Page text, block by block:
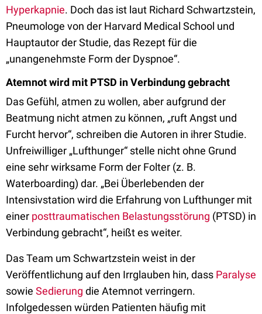
Hyperkapnie. Doch das ist laut Richard Schwartzstein,
Pneumologe von der Harvard Medical School und
Hauptautor der Studie, das Rezept für die
„unangenehmste Form der Dyspnoe“.
Atemnot wird mit PTSD in Verbindung gebracht
Das Gefühl, atmen zu wollen, aber aufgrund der
Beatmung nicht atmen zu können, „ruft Angst und
Furcht hervor“, schreiben die Autoren in ihrer Studie.
Unfreiwilliger „Lufthunger“ stelle nicht ohne Grund
eine sehr wirksame Form der Folter (z. B.
Waterboarding) dar. „Bei Überlebenden der
Intensivstation wird die Erfahrung von Lufthunger mit
einer posttraumatischen Belastungsstörung (PTSD) in
Verbindung gebracht“, heißt es weiter.
Das Team um Schwartzstein weist in der
Veröffentlichung auf den Irrglauben hin, dass Paralyse
sowie Sedierung die Atemnot verringern.
Infolgedessen würden Patienten häufig mit